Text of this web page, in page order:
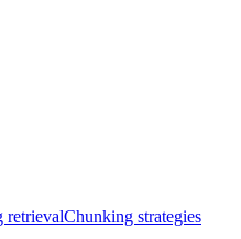
retrievalChunking strategies